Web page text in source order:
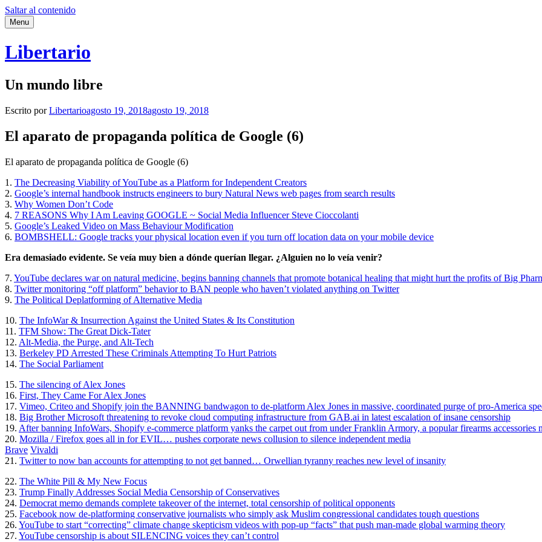
Saltar al contenido
Menu
Libertario
Un mundo libre
Escrito porLibertarioagosto 19, 2018agosto 19, 2018
El aparato de propaganda política de Google (6)
El aparato de propaganda política de Google (6)
1. The Decreasing Viability of YouTube as a Platform for Independent Creators
2. Google’s internal handbook instructs engineers to bury Natural News web pages from search results
3. Why Women Don’t Code
4. 7 REASONS Why I Am Leaving GOOGLE ~ Social Media Influencer Steve Cioccolanti
5. Google’s Leaked Video on Mass Behaviour Modification
6. BOMBSHELL: Google tracks your physical location even if you turn off location data on your mobile device
Era demasiado evidente. Se veía muy bien a dónde querían llegar. ¿Alguien no lo veía venir?
7. YouTube declares war on natural medicine, begins banning channels that promote botanical healing that might hurt the profits of Big
8. Twitter monitoring “off platform” behavior to BAN people who haven’t violated anything on Twitter
9. The Political Deplatforming of Alternative Media
10. The InfoWar & Insurrection Against the United States & Its Constitution
11. TFM Show: The Great Dick-Tater
12. Alt-Media, the Purge, and Alt-Tech
13. Berkeley PD Arrested These Criminals Attempting To Hurt Patriots
14. The Social Parliament
15. The silencing of Alex Jones
16. First, They Came For Alex Jones
17. Vimeo, Criteo and Shopify join the BANNING bandwagon to de-platform Alex Jones in massive, coordinated purge of pro-America
18. Big Brother Microsoft threatening to revoke cloud computing infrastructure from GAB.ai in latest escalation of insane censorship
19. After banning InfoWars, Shopify e-commerce platform yanks the carpet out from under Franklin Armory, a popular firearms accessories
20. Mozilla / Firefox goes all in for EVIL… pushes corporate news collusion to silence independent media
Brave Vivaldi
21. Twitter to now ban accounts for attempting to not get banned… Orwellian tyranny reaches new level of insanity
22. The White Pill & My New Focus
23. Trump Finally Addresses Social Media Censorship of Conservatives
24. Democrat memo demands complete takeover of the internet, total censorship of political opponents
25. Facebook now de-platforming conservative journalists who simply ask Muslim congressional candidates tough questions
26. YouTube to start “correcting” climate change skepticism videos with pop-up “facts” that push man-made global warming theory
27. YouTube censorship is about SILENCING voices they can’t control